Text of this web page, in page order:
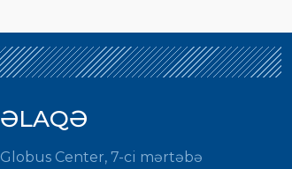
ƏLAQƏ
Globus Center, 7-ci mərtəbə